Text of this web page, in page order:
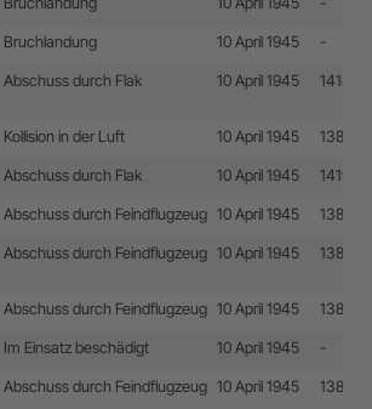
Bruchlandung 10 April 1945 -
Abschuss durch Flak 10 April 1945 14188
Kollision in der Luft 10 April 1945 13876
Abschuss durch Flak 10 April 1945 14198
Abschuss durch Feindflugzeug 10 April 1945 13885
Abschuss durch Feindflugzeug 10 April 1945 13882
Abschuss durch Feindflugzeug 10 April 1945 13875
Im Einsatz beschädigt 10 April 1945 -
Abschuss durch Feindflugzeug 10 April 1945 13884